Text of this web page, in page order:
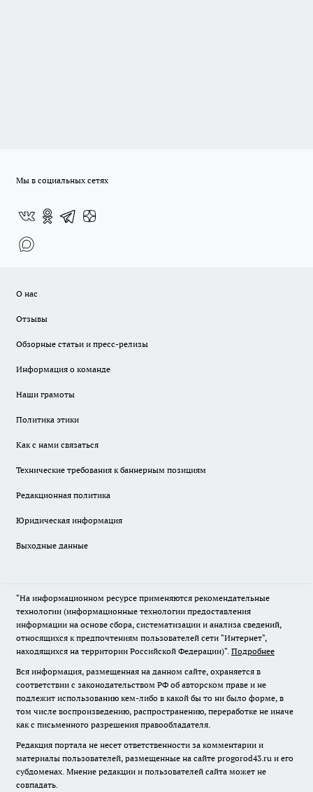
Мы в социальных сетях
О нас
Отзывы
Обзорные статьи и пресс-релизы
Информация о команде
Наши грамоты
Политика этики
Как с нами связаться
Технические требования к баннерным позициям
Редакционная политика
Юридическая информация
Выходные данные
"На информационном ресурсе применяются рекомендательные
технологии (информационные технологии предоставления
информации на основе сбора, систематизации и анализа сведений,
относящихся к предпочтениям пользователей сети "Интернет",
находящихся на территории Российской Федерации)". Подробнее
Вся информация, размещенная на данном сайте, охраняется в
соответствии с законодательством РФ об авторском праве и не
подлежит использованию кем-либо в какой бы то ни было форме, в
том числе воспроизведению, распространению, переработке не иначе
как с письменного разрешения правообладателя.
Редакция портала не несет ответственности за комментарии и
материалы пользователей, размещенные на сайте progorod43.ru и его
субдоменах. Мнение редакции и пользователей сайта может не
совпадать.